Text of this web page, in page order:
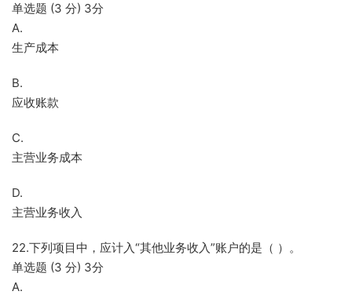
单选题 (3 分) 3分
A.
生产成本
B.
应收账款
C.
主营业务成本
D.
主营业务收入
22.下列项目中，应计入“其他业务收入”账户的是（ ）。
单选题 (3 分) 3分
A.